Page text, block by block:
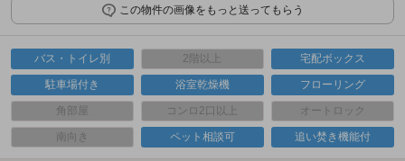
この物件の画像をもっと送ってもらう
バス・トイレ別 2階以上 宅配ボックス
駐車場付き 浴室乾燥機 フローリング
角部屋 コンロ2口以上 オートロック
南向き ペット相談可 追い焚き機能付